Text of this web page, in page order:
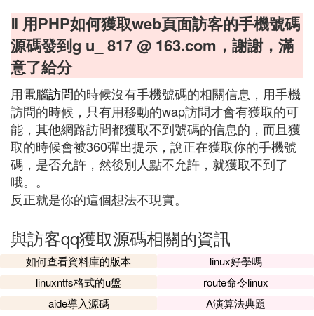
Ⅱ 用PHP如何獲取web頁面訪客的手機號碼
源碼發到g u_ 817 @ 163.com，謝謝，滿
意了給分
用電腦訪問的時候沒有手機號碼的相關信息，用手機
訪問的時候，只有用移動的wap訪問才會有獲取的可
能，其他網路訪問都獲取不到號碼的信息的，而且獲
取的時候會被360彈出提示，說正在獲取你的手機號
碼，是否允許，然後別人點不允許，就獲取不到了
哦。。
反正就是你的這個想法不現實。
與訪客qq獲取源碼相關的資訊
如何查看資料庫的版本
linux好學嗎
linuxntfs格式的u盤
route命令linux
aide導入源碼
A演算法典題